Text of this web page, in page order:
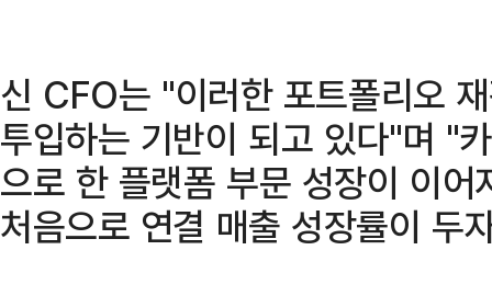
신 CFO는 "이러한 포트폴리오
투입하는 기반이 되고 있다"며 "
으로 한 플랫폼 부문 성장이 이
처음으로 연결 매출 성장률이 두